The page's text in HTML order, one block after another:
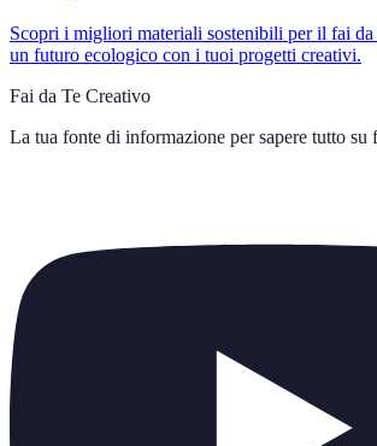
Scopri i migliori materiali sostenibili per il fai da
un futuro ecologico con i tuoi progetti creativi.
Fai da Te Creativo
La tua fonte di informazione per sapere tutto su